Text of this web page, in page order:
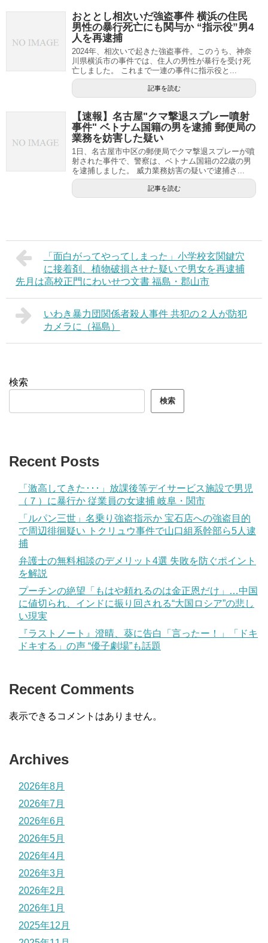
おととし相次いだ強盗事件 横浜の住民
男性の暴行死亡にも関与か “指示役”男4
人を再逮捕
2024年、相次いで起きた強盗事件。このうち、神奈
川県横浜市の事件では、住人の男性が暴行を受け死
亡しました。 これまで一連の事件に指示役と...
記事を読む
【速報】名古屋"クマ撃退スプレー噴射
事件" ベトナム国籍の男を逮捕 郵便局の
業務を妨害した疑い
1日、名古屋市中区の郵便局でクマ撃退スプレーが噴
射された事件で、警察は、ベトナム国籍の22歳の男
を逮捕しました。 威力業務妨害の疑いで逮捕さ...
記事を読む
「面白がってやってしまった」小学校玄関鍵穴
に接着剤、植物破損させた疑いで男女を再逮捕
先月は高校正門にわいせつ文書 福島・郡山市
いわき暴力団関係者殺人事件 共犯の２人が防犯
カメラに（福島）
検索
検索
Recent Posts
「激高してきた･･･」放課後等デイサービス施設で男児
（７）に暴行か 従業員の女逮捕 岐阜・関市
「ルパン三世」名乗り強盗指示か 宝石店への強盗目的
で周辺徘徊疑い トクリュウ事件で山口組系幹部ら5人逮
捕
弁護士の無料相談のデメリット4選 失敗を防ぐポイント
を解説
プーチンの絶望「もはや頼れるのは金正恩だけ」…中国
に値切られ、インドに振り回される“大国ロシア”の悲し
い現実
『ラストノート』澄晴、葵に告白「言ったー！」「ドキ
ドキする」の声 “優子劇場”も話題
Recent Comments
表示できるコメントはありません。
Archives
2026年8月
2026年7月
2026年6月
2026年5月
2026年4月
2026年3月
2026年2月
2026年1月
2025年12月